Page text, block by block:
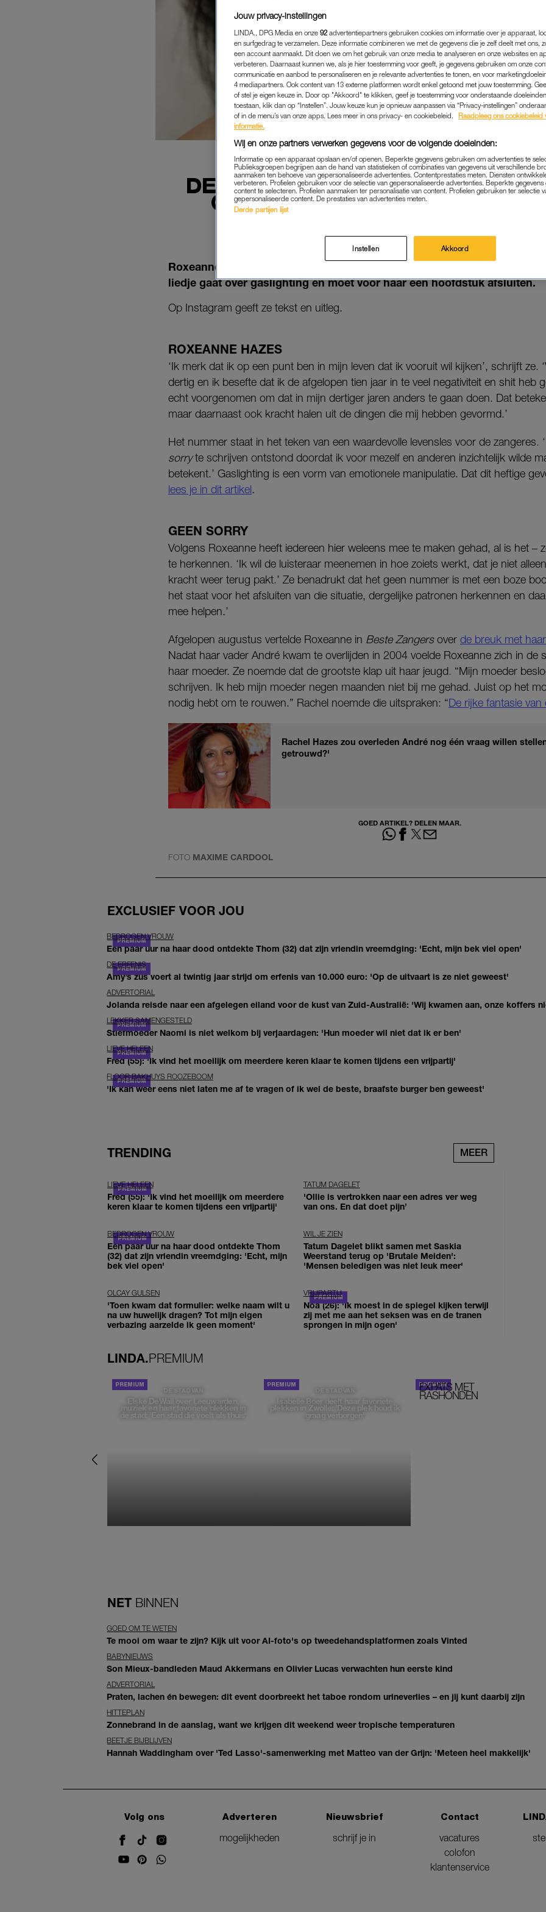
DE NIEUWE SINGLE VAN
GAAT OVER GASLIGHTING: 'IN
NEGATIVITEIT GEZETEN'
ENTERTAINMENT|MUZIEK
17-10-2022 | ANNA NEELTJE DE BOER
Roxeanne Hazes komt vrijdag met een nieuwe single en het nummer
liedje gaat over gaslighting en moet voor haar een hoofdstuk afsluiten.
Op Instagram geeft ze tekst en uitleg.
ROXEANNE HAZES
‘Ik merk dat ik op een punt ben in mijn leven dat ik vooruit wil kijken’, schrijft ze.
dertig en ik besefte dat ik de afgelopen tien jaar in te veel negativiteit en shit heb
echt voorgenomen om dat in mijn dertiger jaren anders te gaan doen. Dat
maar daarnaast ook kracht halen uit de dingen die mij hebben gevormd.’
Het nummer staat in het teken van een waardevolle levensles voor de zangeres.
sorryte schrijven ontstond doordat ik voor mezelf en anderen inzichtelijk wilde
betekent.’ Gaslighting is een vorm van emotionele manipulatie. Dat dit heftige
lees je in dit artikel.
GEEN SORRY
Volgens Roxeanne heeft iedereen hier weleens mee te maken gehad, al is het –
te herkennen. ‘Ik wil de luisteraar meenemen in hoe zoiets werkt, dat je niet
kracht weer terug pakt.’ Ze benadrukt dat het geen nummer is met een boze
het staat voor het afsluiten van die situatie, dergelijke patronen herkennen en
mee helpen.’
Afgelopen augustus vertelde Roxeanne in Beste Zangersover de breuk met
Nadat haar vader André kwam te overlijden in 2004 voelde Roxeanne zich in de
haar moeder. Ze noemde dat de grootste klap uit haar jeugd. “Mijn moeder
schrijven. Ik heb mijn moeder negen maanden niet bij me gehad. Juist op het
nodig hebt om te rouwen.” Rachel noemde die uitspraken: “De rijke fantasie
Rachel Hazes zou overleden André nog één vraag willen
getrouwd?'
GOED ARTIKEL? DELEN MAAR.
FOTO MAXIME CARDOOL
EXCLUSIEF VOOR JOU
BEDROGEN VROUW
Een paar uur na haar dood ontdekte Thom (32) dat zijn vriendin vreemdging: 'Echt, mijn bek viel open'
DE ERFENIS
Amy’s zus voert al twintig jaar strijd om erfenis van 10.000 euro: 'Op de uitvaart is ze niet geweest'
ADVERTORIAL
Jolanda reisde naar een afgelegen eiland voor de kust van Zuid-Australië: 'Wij kwamen aan, onze koffers
LEKKER SAMENGESTELD
Stiefmoeder Naomi is niet welkom bij verjaardagen: 'Hun moeder wil niet dat ik er ben'
LIEVE HELEEN
Fred (55): 'Ik vind het moeilijk om meerdere keren klaar te komen tijdens een vrijpartij'
FLOOR BAKHUYS ROOZEBOOM
'Ik kan weer eens niet laten me af te vragen of ik wel de beste, braafste burger ben geweest'
TRENDING MEER
LIEVE HELEEN
Fred (55): 'Ik vind het moeilijk om meerdere
keren klaar te komen tijdens een vrijpartij'
TATUM DAGELET
'Ollie is vertrokken naar een adres ver weg
van ons. En dat doet pijn’
BEDROGEN VROUW
Een paar uur na haar dood ontdekte Thom
(32) dat zijn vriendin vreemdging: 'Echt, mijn
bek viel open'
WIL JE ZIEN
Tatum Dagelet blikt samen met Saskia
Weerstand terug op 'Brutale Meiden':
'Mensen beledigen was niet leuk meer'
OLCAY GULSEN
'Toen kwam dat formulier: welke naam wilt u
na uw huwelijk dragen? Tot mijn eigen
verbazing aarzelde ik geen moment'
VRIJPARTIJ
Noa (26): 'Ik moest in de spiegel kijken terwijl
zij met me aan het seksen was en de tranen
sprongen in mijn ogen'
LINDA.PREMIUM
DE STAD VAN
Elske DeWall over Leeuwarden,
muziek en haar favoriete plekken in
de stad: 'Een stad die voelt als thuis'
DE STAD VAN
Isabelle Boer deelt haar favoriete
plekken in Zwolle: 'Deze plek houd ik
graag verborgen'
EXPATS MET
RASHONDEN
NET BINNEN
GOED OM TE WETEN
Te mooi om waar te zijn? Kijk uit voor AI-foto's op tweedehandsplatformen zoals Vinted
BABYNIEUWS
Son Mieux-bandleden Maud Akkermans en Olivier Lucas verwachten hun eerste kind
ADVERTORIAL
Praten, lachen én bewegen: dit event doorbreekt het taboe rondom urineverlies – en jij kunt daarbij zijn
HITTEPLAN
Zonnebrand in de aanslag, want we krijgen dit weekend weer tropische temperaturen
BEETJE BIJBLIJVEN
Hannah Waddingham over 'Ted Lasso'-samenwerking met Matteo van der Grijn: 'Meteen heel makkelijk'
Volg ons
Adverteren
mogelijkheden
Nieuwsbrief
schrijf je in
Contact
vacatures
colofon
klantenservice
Jouw privacy-instellingen
LINDA., DPG Media en onze 92 advertentiepartners gebruiken cookies om informatie over je apparaat,
en surfgedrag te verzamelen. Deze informatie combineren we met de gegevens die je zelf deelt met ons,
een account aanmaakt. Dit doen we om het gebruik van onze media te analyseren en onze websites en
verbeteren. Daarnaast kunnen we, als je hier toestemming voor geeft, je gegevens gebruiken om onze
communicatie en aanbod te personaliseren en je relevante advertenties te tonen, en voor
4 mediapartners. Ook content van 13 externe platformen wordt enkel getoond met jouw toestemming.
of stel je eigen keuze in. Door op "Akkoord" te klikken, geef je toestemming voor onderstaande
toestaan, klik dan op “Instellen”. Jouw keuze kun je opnieuw aanpassen via “Privacy-instellingen”
of in de menu’s van onze apps. Lees meer in ons privacy- en cookiebeleid.
Raadpleeg ons cookiebeleid
informatie.
Wij en onze partners verwerken gegevens voor de volgende doeleinden:
Informatie op een apparaat opslaan en/of openen. Beperkte gegevens gebruiken om advertenties te
Publieksgroepen begrijpen aan de hand van statistieken of combinaties van gegevens uit verschillende
aanmaken ten behoeve van gepersonaliseerde advertenties. Contentprestaties meten. Diensten
verbeteren. Profielen gebruiken voor de selectie van gepersonaliseerde advertenties. Beperkte
content te selecteren. Profielen aanmaken ter personalisatie van content. Profielen gebruiken ter selectie
gepersonaliseerde content. De prestaties van advertenties meten.
Derde partijen lijst
Instellen Akkoord